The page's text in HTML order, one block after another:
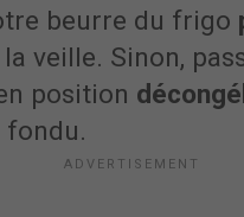
beurre du frigo
veille. Sinon,
position
fondu.